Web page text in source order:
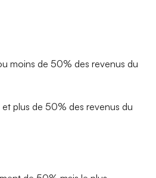
moins de 50% des revenus du
plus de 50% des revenus du